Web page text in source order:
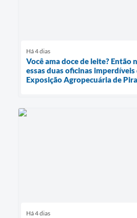
Há 4 dias
Você ama doce de leite? Então
essas duas oficinas imperdíveis
Exposição Agropecuária de
Há 4 dias